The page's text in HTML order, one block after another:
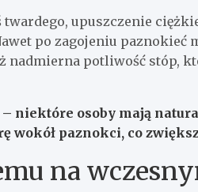
upuszczenie
po zagojeniu paznokieć
nadmierna potliwość stóp,
niektóre osoby mają
wokół paznokci, co
na